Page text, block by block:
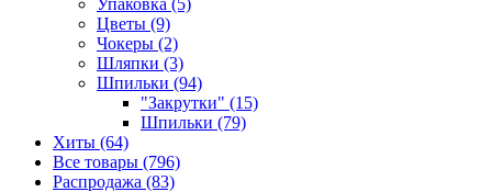
Цветы (9)
Чокеры (2)
Шляпки (3)
Шпильки (94)
"Закрутки" (15)
Шпильки (79)
Хиты (64)
Все товары (796)
Распродажа (83)